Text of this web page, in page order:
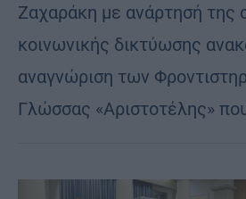
Ζαχαράκη με ανάρτησή της
κοινωνικής δικτύωσης
αναγνώριση των
Γλώσσας «Αριστοτέλης»